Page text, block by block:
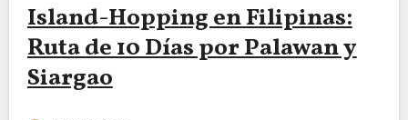
Island-Hopping en Filipinas:
Ruta de 10 Días por Palawan y
Siargao